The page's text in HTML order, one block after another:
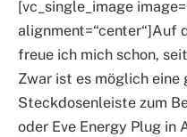
[vc_single_image
alignment=“center“]Auf
freue ich mich schon,
Zwar ist es möglich eine
Steckdosenleiste zum
oder Eve Energy Plug in